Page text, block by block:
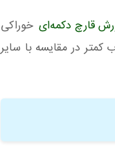
قارچ دکمه‌ای خوراکی
کمتر در مقایسه با سایر